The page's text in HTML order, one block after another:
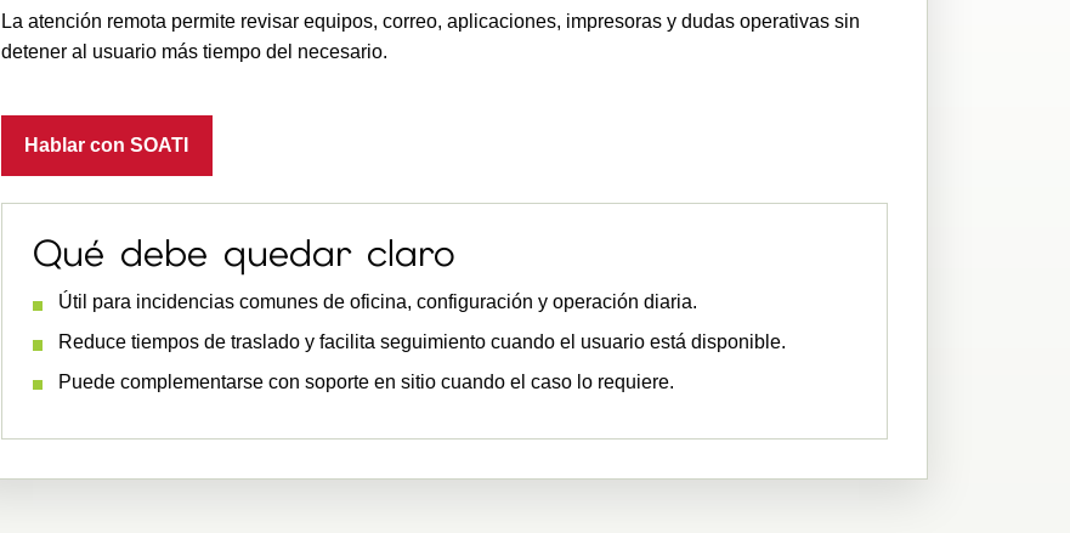
La atención remota permite revisar equipos, correo, aplicaciones, impresoras y dudas operativas sin
detener al usuario más tiempo del necesario.
Hablar con SOATI
Qué debe quedar claro
Útil para incidencias comunes de oficina, configuración y operación diaria.
Reduce tiempos de traslado y facilita seguimiento cuando el usuario está disponible.
Puede complementarse con soporte en sitio cuando el caso lo requiere.